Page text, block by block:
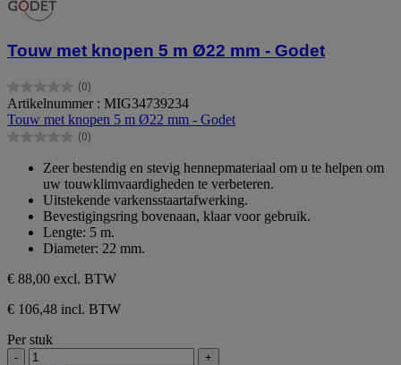
Touw met knopen 5 m Ø22 mm - Godet
(0)
0.0
van
de
5
Artikelnummer : MIG34739234
Touw met knopen 5 m Ø22 mm - Godet
(0)
0.0
sterren.
Zeer bestendig en stevig hennepmateriaal om u te helpen om
uw touwklimvaardigheden te verbeteren.
Uitstekende varkensstaartafwerking.
Bevestigingsring bovenaan, klaar voor gebruik.
Lengte: 5 m.
Diameter: 22 mm.
€ 88,00 excl. BTW
€ 106,48 incl. BTW
Per stuk
- +